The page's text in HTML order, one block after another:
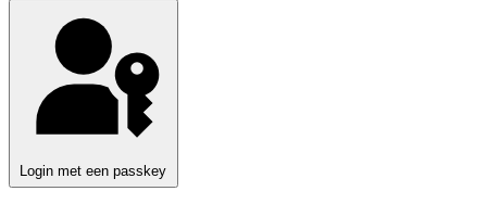
Login met een passkey